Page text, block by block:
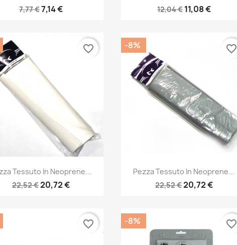
7,77 €7,14 €
12,04 € 11,08 €
Anteprima
Tessuto In Neoprene...
22,52 €20,72 €
favorite_border
Anteprima
Pezza Tessuto In Neoprene...
22,52 €20,72 €
-8% favorite_border
favorite_border -8% favorite_border